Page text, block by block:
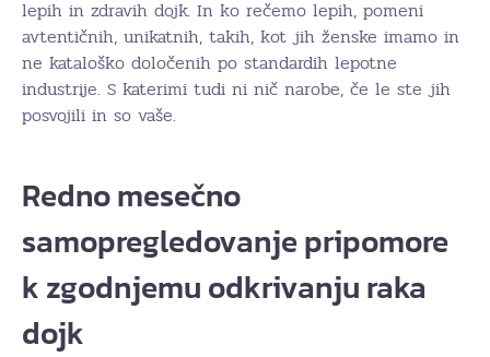
lepih in zdravih dojk. In ko rečemo lepih, pomeni
avtentičnih, unikatnih, takih, kot jih ženske imamo in
ne kataloško določenih po standardih lepotne
industrije. S katerimi tudi ni nič narobe, če le ste jih
posvojili in so vaše.
Redno mesečno
samopregledovanje pripomore
k zgodnjemu odkrivanju raka
dojk